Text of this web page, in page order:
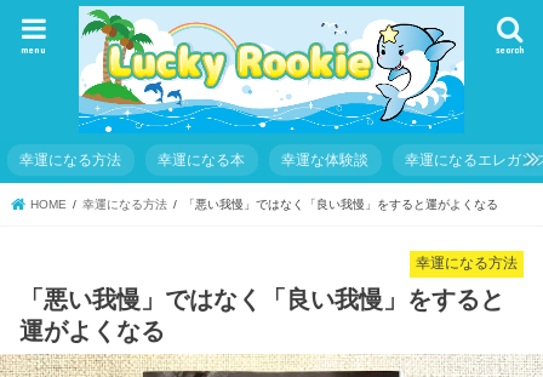
search
menu
幸運になる方法 幸運になる本 幸運な体験談 幸運になるエレガン
HOME 幸運になる方法 「悪い我慢」ではなく「良い我慢」をすると運がよくなる
幸運になる方法
「悪い我慢」ではなく「良い我慢」をすると
運がよくなる